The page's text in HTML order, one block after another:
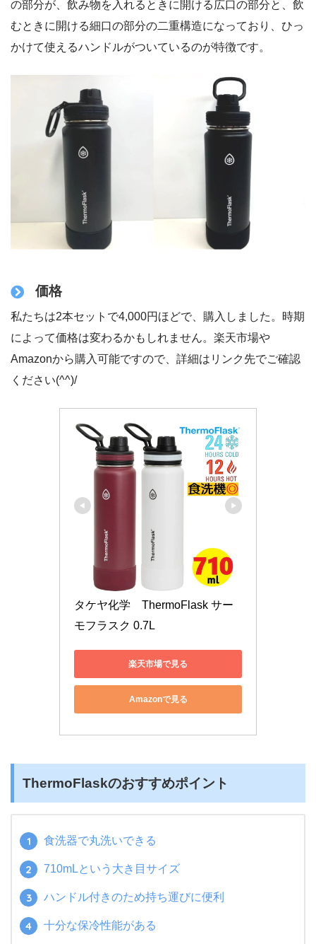
の部分が、飲み物を入れるときに開ける広口の部分と、飲
むときに開ける細口の部分の二重構造になっており、ひっ
かけて使えるハンドルがついているのが特徴です。
価格
私たちは2本セットで4,000円ほどで、購入しました。時期
によって価格は変わるかもしれません。楽天市場や
Amazonから購入可能ですので、詳細はリンク先でご確認
ください(^^)/
タケヤ化学　ThermoFlask サー
モフラスク 0.7L
楽天市場で見る
Amazonで見る
ThermoFlaskのおすすめポイント
食洗器で丸洗いできる
710mLという大き目サイズ
ハンドル付きのため持ち運びに便利
十分な保冷性能がある